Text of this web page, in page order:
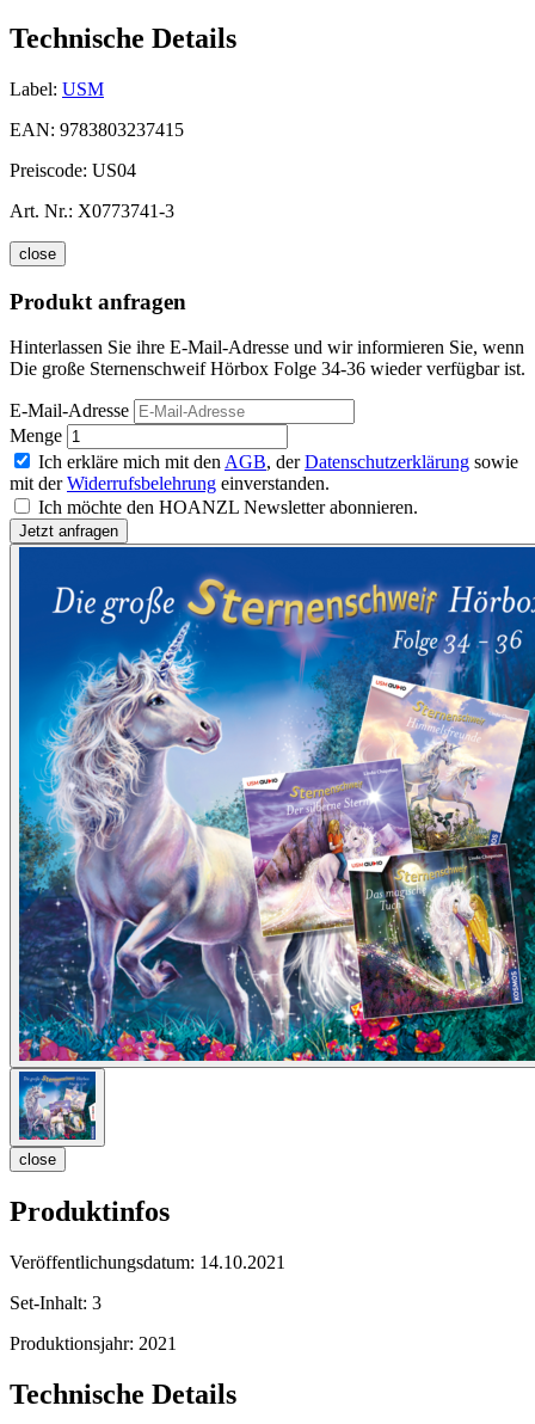
Technische Details
Label: USM
EAN: 9783803237415
Preiscode: US04
Art. Nr.: X0773741-3
close
Produkt anfragen
Hinterlassen Sie ihre E-Mail-Adresse und wir informieren Sie, wenn
Die große Sternenschweif Hörbox Folge 34-36 wieder verfügbar ist.
E-Mail-Adresse
Menge
Ich erkläre mich mit den AGB, derDatenschutzerklärung sowie
mit derWiderrufsbelehrung einverstanden.
Ich möchte den HOANZL Newsletter abonnieren.
close
Produktinfos
Veröffentlichungsdatum: 14.10.2021
Set-Inhalt: 3
Produktionsjahr: 2021
Technische Details